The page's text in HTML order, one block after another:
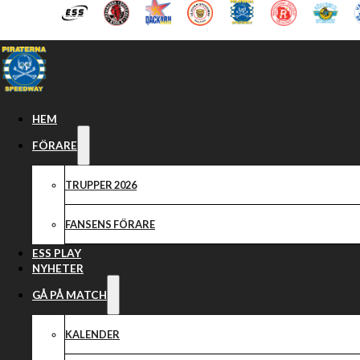
Hoppa till huvudinnehåll Hoppa till sidfot
HEM
FÖRARE
TRUPPER 2026
FANSENS FÖRARE
ESS PLAY
NYHETER
GÅ PÅ MATCH
KALENDER